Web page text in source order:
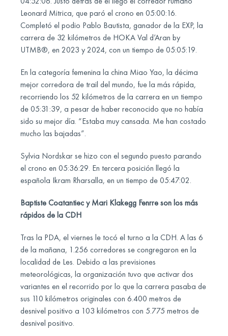
Leonard Mitrica, que paró el crono en 05:00:16.
Completó el podio Pablo Bautista, ganador de la EXP, la
carrera de 32 kilómetros de HOKA Val d’Aran by
UTMB®, en 2023 y 2024, con un tiempo de 05:05:19.
En la categoría femenina la china Miao Yao, la décima
mejor corredora de trail del mundo, fue la más rápida,
recorriendo los 52 kilómetros de la carrera en un tiempo
de 05:31:39, a pesar de haber reconocido que no había
sido su mejor día. “Estaba muy cansada. Me han costado
mucho las bajadas”.
Sylvia Nordskar se hizo con el segundo puesto parando
el crono en 05:36:29. En tercera posición llegó la
española Ikram Rharsalla, en un tiempo de 05:47:02.
Baptiste Coatantiec y Mari Klakegg Fenrre son los más
rápidos de la CDH
Tras la PDA, el viernes le tocó el turno a la CDH. A las 6
de la mañana, 1.256 corredores se congregaron en la
localidad de Les. Debido a las previsiones
meteorológicas, la organización tuvo que activar dos
variantes en el recorrido por lo que la carrera pasaba de
sus 110 kilómetros originales con 6.400 metros de
desnivel positivo a 103 kilómetros con 5.775 metros de
desnivel positivo.